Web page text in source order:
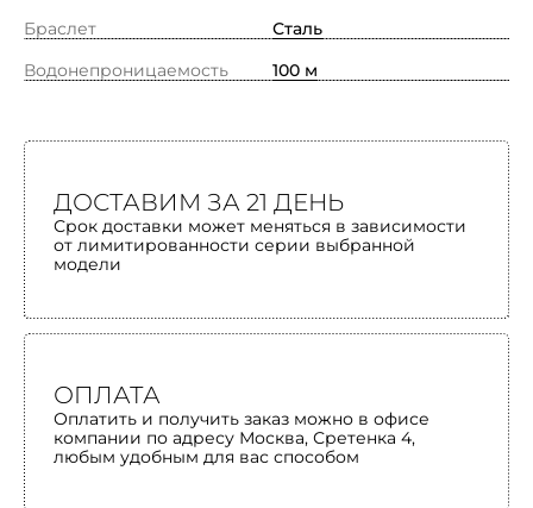
Браслет
Сталь
Водонепроницаемость
100 м
ДОСТАВИМ ЗА 21 ДЕНЬ
Срок доставки может меняться в зависимости
от лимитированности серии выбранной
модели
ОПЛАТА
Оплатить и получить заказ можно в офисе
компании по адресу Москва, Сретенка 4,
любым удобным для вас способом